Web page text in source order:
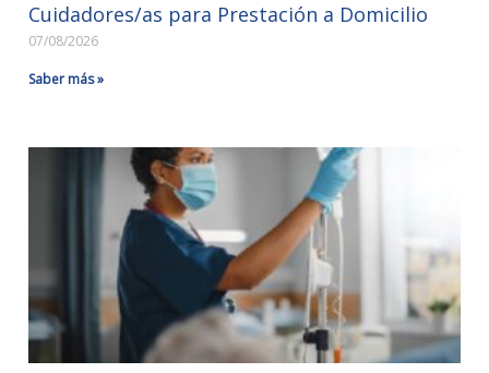
Cuidadores/as para Prestación a Domicilio
07/08/2026
Saber más »